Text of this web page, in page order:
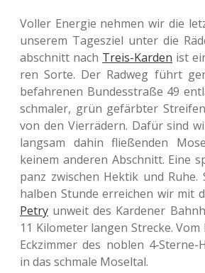
Voller Ener­gie nehmen wir die
unse­rem Tages­ziel unter die
ab­schnitt nach Treis-Karden ist
ren Sorte. Der Radweg führt
befah­re­nen Bun­des­stra­ße 49
schma­ler, grün gefärb­ter
von den Vier­rä­dern. Dafür sind
lang­sam dahin flie­ßen­den
keinem ande­ren Abschnitt. Eine
panz zwi­schen Hektik und Ruhe.
halben Stunde errei­chen wir mit
Petry unweit des Kar­de­ner
11 Kilo­me­ter langen Stre­cke.
Eck­zim­mer des noblen
in das schma­le Moseltal.